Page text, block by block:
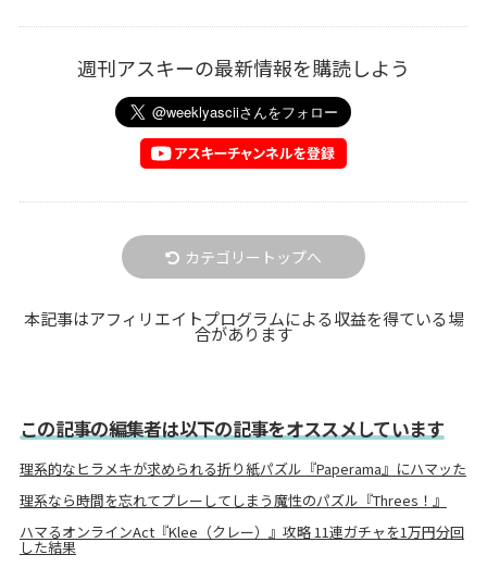
週刊アスキーの最新情報を購読しよう
カテゴリートップへ
本記事はアフィリエイトプログラムによる収益を得ている場
合があります
この記事の編集者は以下の記事をオススメしています
理系的なヒラメキが求められる折り紙パズル『Paperama』にハマッた
理系なら時間を忘れてプレーしてしまう魔性のパズル『Threes！』
ハマるオンラインAct『Klee（クレー）』攻略 11連ガチャを1万円分回
した結果